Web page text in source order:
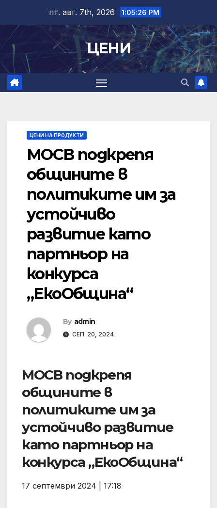
content
пт. авг. 7th, 2026 1:05:27 PM
ЦЕНИ
ЦЕНИ НА ПРОДУКТИ
МОСВ подкрепя
общините в
политиките им за
устойчиво
развитие като
партньор на
конкурса
„ЕкоОбщина“
By admin
СЕП. 20, 2024
МОСВ подкрепя
общините в
политиките им за
устойчиво развитие
като партньор на
конкурса „ЕкоОбщина“
17 септември 2024 | 17:18